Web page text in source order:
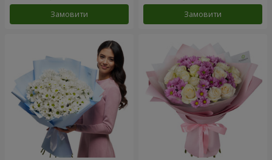
Замовити Замовити